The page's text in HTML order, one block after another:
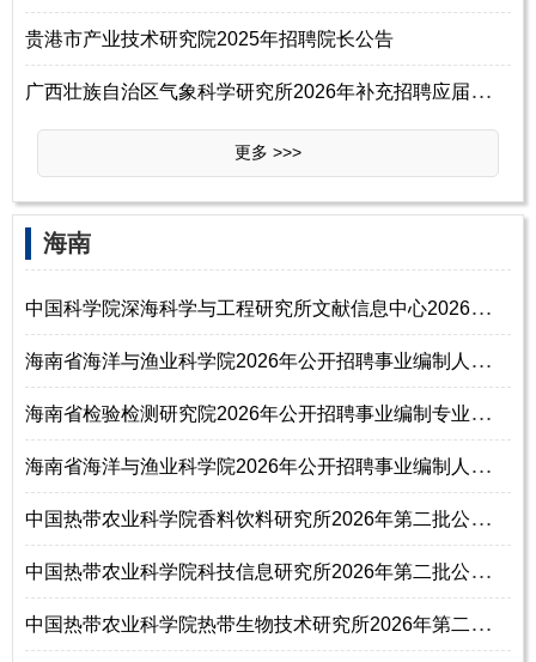
贵港市产业技术研究院2025年招聘院长公告
广
西壮族自治区气象科学研究所2026年补充招聘应届毕业生博士岗位人员公告
更多 >>>
‌‌海南
中
国科学院深海科学与工程研究所文献信息中心2026年招聘编辑人员启事（博士
海
南省海洋与渔业科学院2026年公开招聘事业编制人员公告（第2号）
海
南省检验检测研究院2026年公开招聘事业编制专业技术人员公告（第1号）
海
南省海洋与渔业科学院2026年公开招聘事业编制人员公告（第1号）
中
国热带农业科学院香料饮料研究所2026年第二批公开招聘工作人员公告
中
国热带农业科学院科技信息研究所2026年第二批公开招聘工作人员公告
中
国热带农业科学院热带生物技术研究所2026年第二批公开招聘工作人员公告